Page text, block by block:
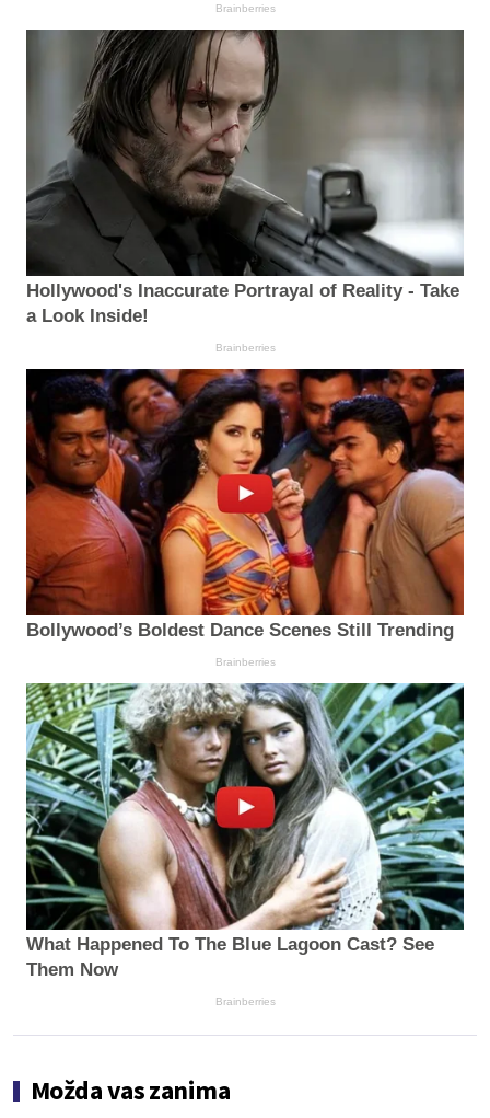
Brainberries
Hollywood's Inaccurate Portrayal of Reality - Take
a Look Inside!
Brainberries
Bollywood’s Boldest Dance Scenes Still Trending
Brainberries
What Happened To The Blue Lagoon Cast? See
Them Now
Brainberries
Možda vas zanima